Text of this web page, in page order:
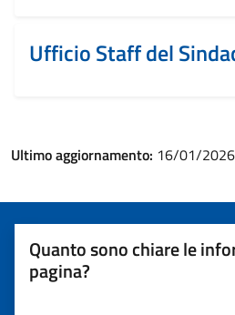
Ufficio Staff del
Ultimo aggiornamento: 16/01/
Quanto sono chiare le
pagina?